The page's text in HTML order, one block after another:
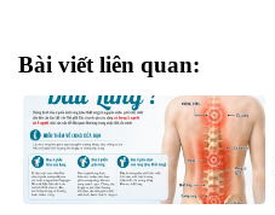
Bài viết liên quan: